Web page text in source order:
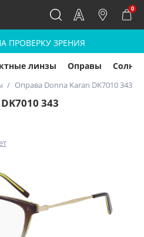
0
ПРОВЕРКУ ЗРЕНИЯ
линзы Оправы
Оправа Donna Karan DK7010 343
343